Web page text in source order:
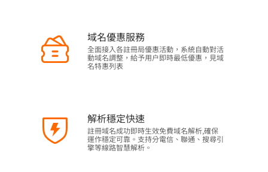
域名優惠服務
全面接入各註冊局優惠活動，系統自動對活
動域名調整，給予用户即時最低優惠，見域
名特惠列表
解析穩定快速
註冊域名成功即時生效免費域名解析,確保
運作穩定可靠。支持分電信、聯通、搜尋引
擎等線路智慧解析。